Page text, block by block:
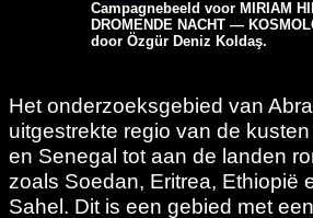
Campagnebeeld voor MIRIAM
DROMENDE NACHT —
door Özgür Deniz Koldaş.
Het onderzoeksgebied van
uitgestrekte regio van de
en Senegal tot aan de landen
zoals Soedan, Eritrea, Ethiopië
Sahel. Dit is een gebied met